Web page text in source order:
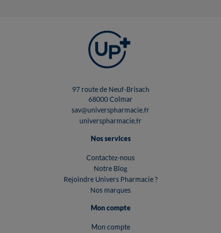
97 route de Neuf-Brisach
68000 Colmar
sav@universpharmacie.fr
universpharmacie.fr
Nos services
Contactez-nous
Notre Blog
Rejoindre Univers Pharmacie ?
Nos marques
Mon compte
Mon compte